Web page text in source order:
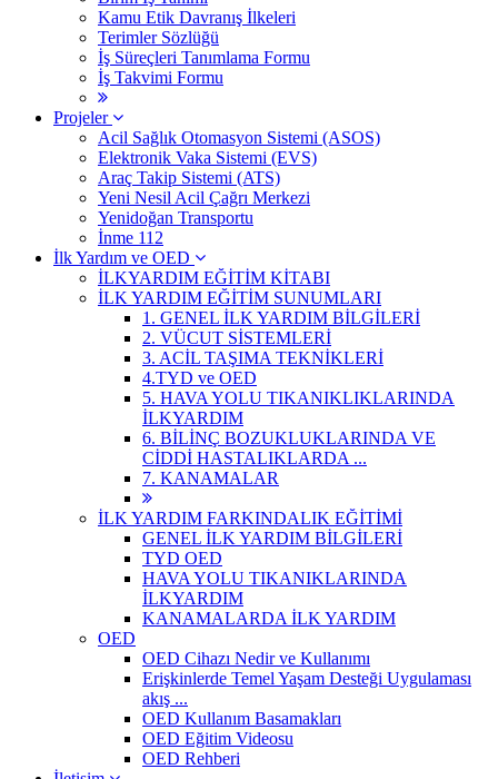
Kamu Etik Davranış İlkeleri
Terimler Sözlüğü
İş Süreçleri Tanımlama Formu
İş Takvimi Formu
Projeler
Acil Sağlık Otomasyon Sistemi (ASOS)
Elektronik Vaka Sistemi (EVS)
Araç Takip Sistemi (ATS)
Yeni Nesil Acil Çağrı Merkezi
Yenidoğan Transportu
İnme 112
İlk Yardım ve OED
İLKYARDIM EĞİTİM KİTABI
İLK YARDIM EĞİTİM SUNUMLARI
1. GENEL İLK YARDIM BİLGİLERİ
2. VÜCUT SİSTEMLERİ
3. ACİL TAŞIMA TEKNİKLERİ
4.TYD ve OED
5. HAVA YOLU TIKANIKLIKLARINDA
İLKYARDIM
6. BİLİNÇ BOZUKLUKLARINDA VE
CİDDİ HASTALIKLARDA ...
7. KANAMALAR
İLK YARDIM FARKINDALIK EĞİTİMİ
GENEL İLK YARDIM BİLGİLERİ
TYD OED
HAVA YOLU TIKANIKLARINDA
İLKYARDIM
KANAMALARDA İLK YARDIM
OED
OED Cihazı Nedir ve Kullanımı
Erişkinlerde Temel Yaşam Desteği Uygulaması
akış ...
OED Kullanım Basamakları
OED Eğitim Videosu
OED Rehberi